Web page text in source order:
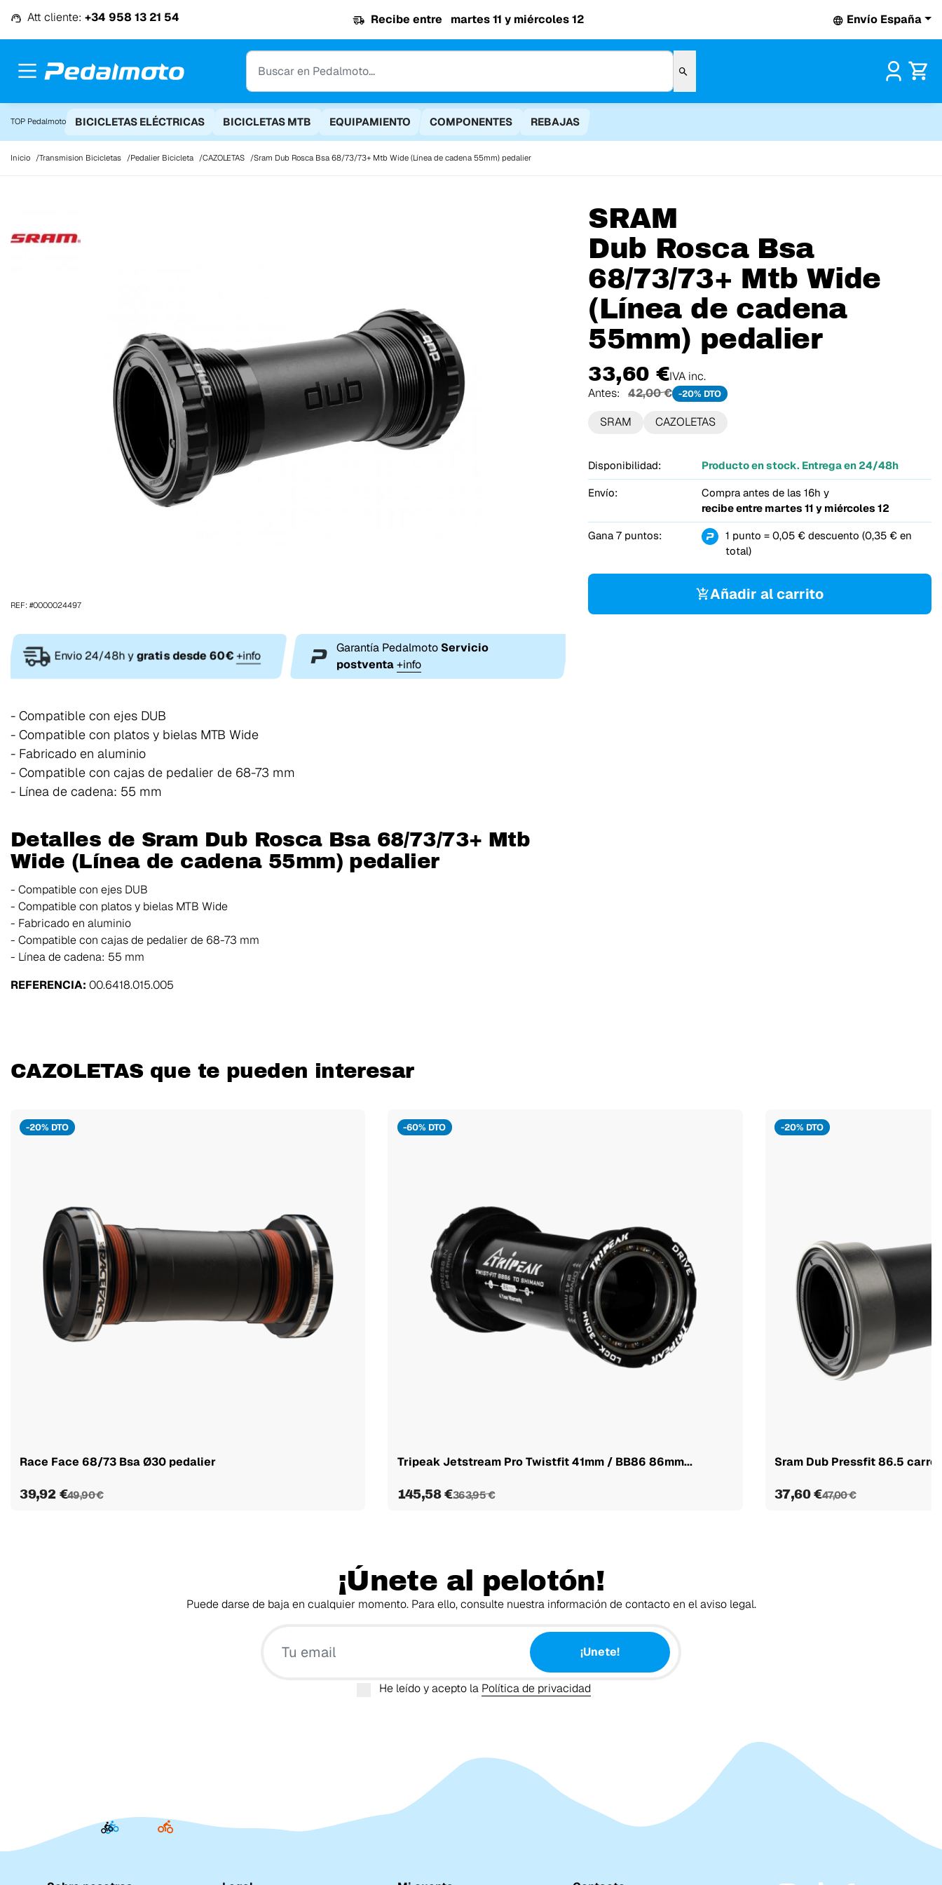
Att cliente: +34 958 13 21 54 Recibe entre martes 11 y miércoles 12 Envío España
TOP Pedalmoto BICICLETAS ELÉCTRICAS BICICLETAS MTB EQUIPAMIENTO COMPONENTES REBAJAS
Inicio Transmision Bicicletas Pedalier Bicicleta CAZOLETAS Sram Dub Rosca Bsa 68/73/73+ Mtb Wide (Línea de cadena 55mm) pedalier
SRAM
Dub Rosca Bsa
68/73/73+ Mtb Wide
(Línea de cadena
55mm) pedalier
33,60 €IVA inc.
Antes:
42,00 € -20% DTO
SRAM CAZOLETAS
Disponibilidad: Producto en stock. Entrega en 24/48h
Envío:
Compra antes de las 16h y
recibe entre martes 11 y miércoles 12
Gana 7 puntos:
1 punto = 0,05 € descuento (0,35 € en
total)
Añadir al carrito
REF: #0000024497
Envio 24/48h ygratis desde 60€ +info
Garantía Pedalmoto Servicio
postventa +info
- Compatible con ejes DUB
- Compatible con platos y bielas MTB Wide
- Fabricado en aluminio
- Compatible con cajas de pedalier de 68-73 mm
- Línea de cadena: 55 mm
Detalles de Sram Dub Rosca Bsa 68/73/73+ Mtb
Wide (Línea de cadena 55mm) pedalier
- Compatible con ejes DUB
- Compatible con platos y bielas MTB Wide
- Fabricado en aluminio
- Compatible con cajas de pedalier de 68-73 mm
- Línea de cadena: 55 mm
REFERENCIA: 00.6418.015.005
CAZOLETAS que te pueden interesar
-20% DTO
Race Face 68/73 Bsa Ø30 pedalier
39,92 €49,90 €
-60% DTO
Tripeak Jetstream Pro Twistfit 41mm / BB86 86mm...
145,58 €363,95 €
-20% DTO
Sram Dub Pressfit 86.5
37,60 €47,00 €
¡Únete al pelotón!
Puede darse de baja en cualquier momento. Para ello, consulte nuestra información de contacto en el aviso legal.
¡Unete!
He leído y acepto la Política de privacidad